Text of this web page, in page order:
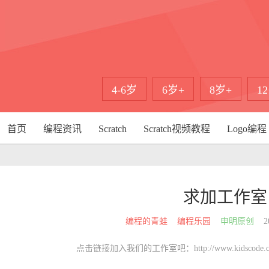
4-6岁 6岁+ 8岁+
首页 编程资讯 Scratch Scratch视频教程 Logo编程
求加工作室
编程的青蛙 编程乐园 申明原创
点击链接加入我们的工作室吧：http://